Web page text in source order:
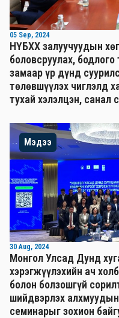
05 Sep, 2024
НҮБХХ залуучуудын
боловсруулах,
замаар үр дүнд
төлөвшүүлэх чиглэлд
тухай хэлэлцэн, санал
Мэдээ
30 Aug, 2024
Монгол Улсад Дунд
хэрэгжүүлэхийн ач
болон болзошгүй
шийдвэрлэх
семинарыг зохион